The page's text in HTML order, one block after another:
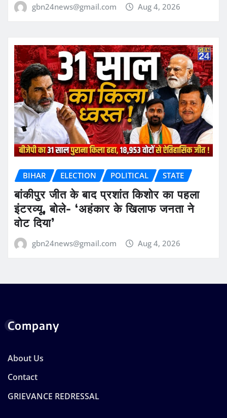
gbn24news@gmail.com Aug 4, 2026
BIHAR ELECTION POLITICAL STATE
बांकीपुर जीत के बाद प्रशांत किशोर का पहला
इंटरव्यू, बोले- ‘अहंकार के खिलाफ जनता ने
वोट दिया’
gbn24news@gmail.com Aug 4, 2026
Company
About Us
Contact
GRIEVANCE REDRESSAL